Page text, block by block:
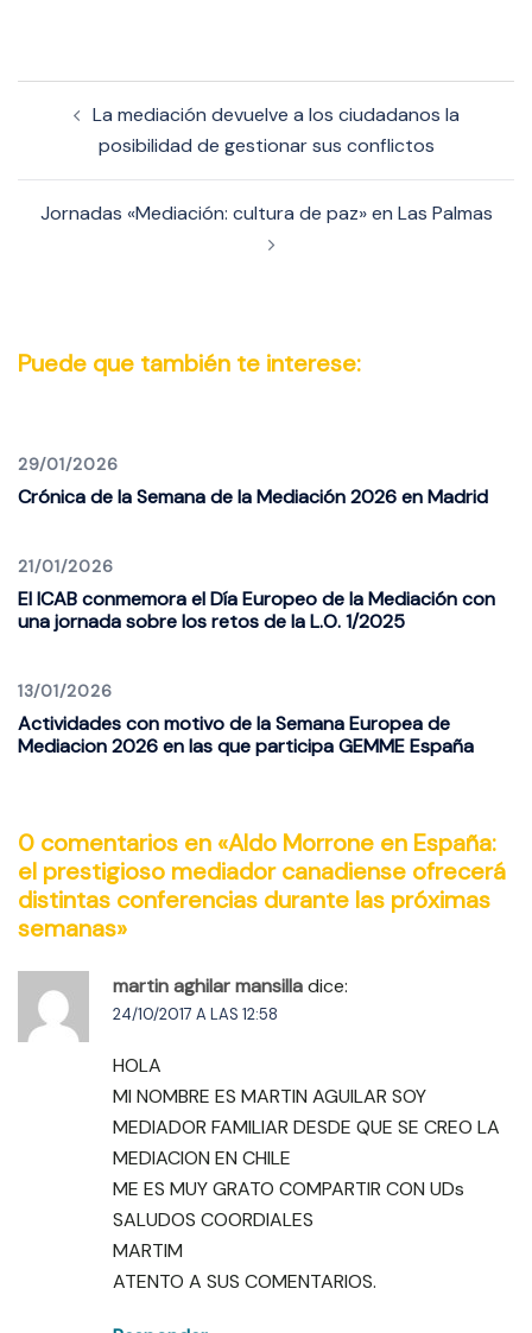
entradas
La mediación devuelve a los ciudadanos la
posibilidad de gestionar sus conflictos
Jornadas «Mediación: cultura de paz» en Las Palmas
Puede que también te interese:
29/01/2026
Crónica de la Semana de la Mediación 2026 en Madrid
21/01/2026
El ICAB conmemora el Día Europeo de la Mediación con
una jornada sobre los retos de la L.O. 1/2025
13/01/2026
Actividades con motivo de la Semana Europea de
Mediacion 2026 en las que participa GEMME España
0 comentarios en «Aldo Morrone en España:
el prestigioso mediador canadiense ofrecerá
distintas conferencias durante las próximas
semanas»
martin aghilar mansilladice:
24/10/2017 A LAS 12:58
HOLA
MI NOMBRE ES MARTIN AGUILAR SOY
MEDIADOR FAMILIAR DESDE QUE SE CREO LA
MEDIACION EN CHILE
ME ES MUY GRATO COMPARTIR CON UDs
SALUDOS COORDIALES
MARTIM
ATENTO A SUS COMENTARIOS.